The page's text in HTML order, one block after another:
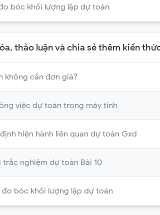
bóc khối lượng lập dự toán
thảo luận và chia sẻ thêm kiến
không cần đơn giá?
việc dự toán trong máy tính
hiện hành liên quan dự toán Gxd
nghiệm dự toán Bài 10
đo bóc khối lượng lập dự toán